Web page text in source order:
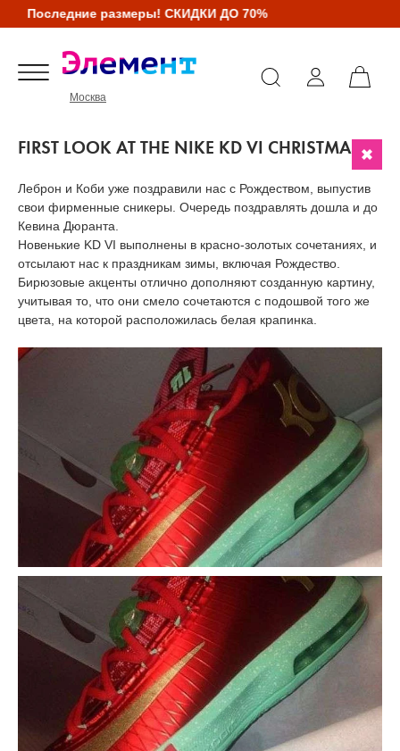
Последние размеры! СКИДКИ ДО 70%
Москва
FIRST LOOK AT THE NIKE KD VI CHRISTMAS
Леброн и Коби уже поздравили нас с Рождеством, выпустив
свои фирменные сникеры. Очередь поздравлять дошла и до
Кевина Дюранта.
Новенькие KD VI выполнены в красно-золотых сочетаниях, и
отсылают нас к праздникам зимы, включая Рождество.
Бирюзовые акценты отлично дополняют созданную картину,
учитывая то, что они смело сочетаются с подошвой того же
цвета, на которой расположилась белая крапинка.